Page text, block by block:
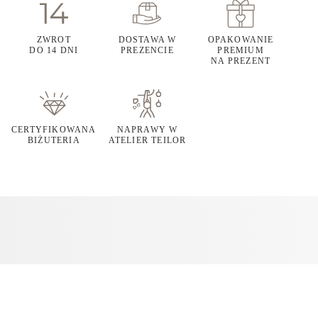
ZWROT
DO 14 DNI
DOSTAWA W
PREZENCIE
OPAKOWANIE
PREMIUM
NA PREZENT
CERTYFIKOWANA
BIŻUTERIA
NAPRAWY W
ATELIER TEILOR